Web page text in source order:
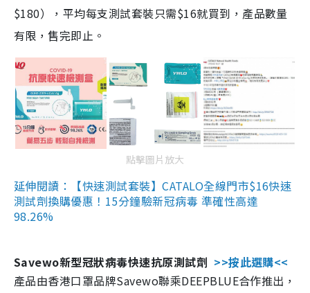
$180），平均每支測試套裝只需$16就買到，產品數量
有限，售完即止。
點擊圖片放大
延伸閱讀：【快速測試套裝】CATALO全線門市$16快速
測試劑換購優惠！15分鐘驗新冠病毒 準確性高達
98.26%
Savewo新型冠狀病毒快速抗原測試劑 >>按此選購<<
產品由香港口罩品牌Savewo聯乘DEEPBLUE合作推出，